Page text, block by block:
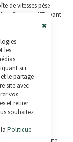
les
sur
le partage
site avec
vos
et retirer
souhaitez
Politique
.
de vitesses pèse
Shimano XT avant
P1.18 nécessite